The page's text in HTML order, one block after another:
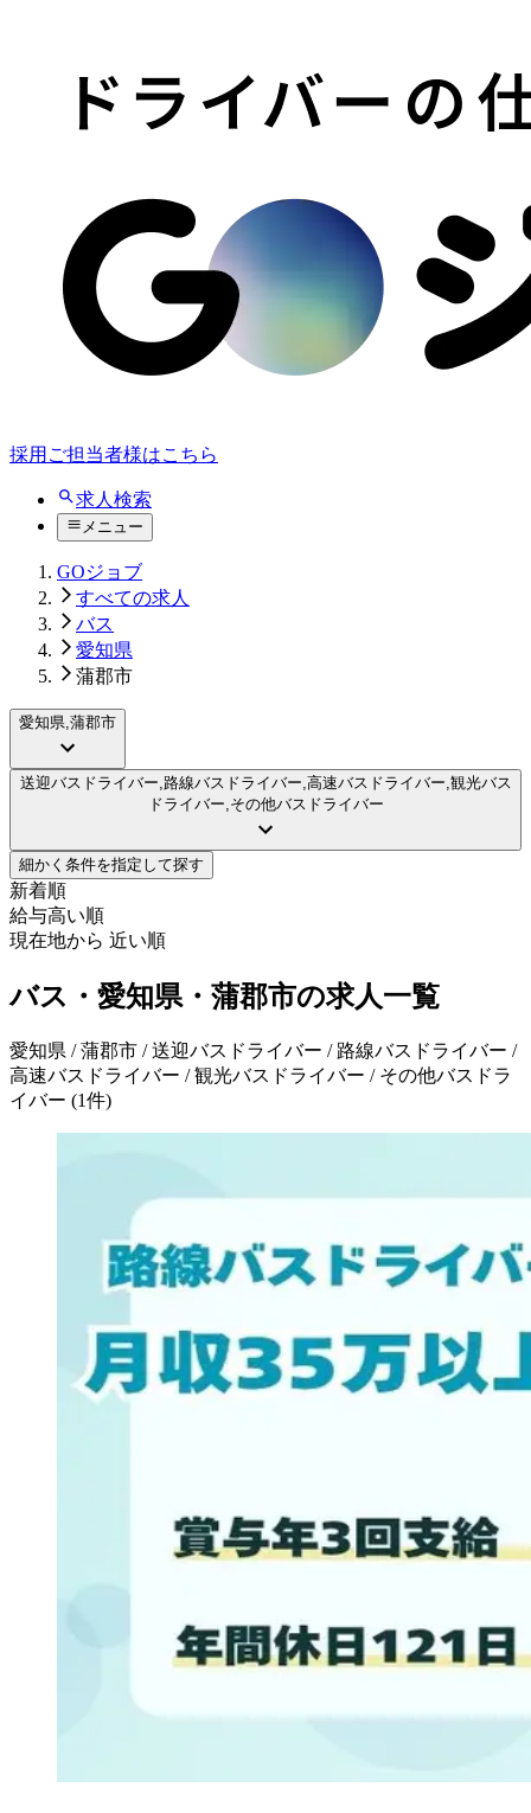
採用ご担当者様はこちら
求人検索
メニュー
GOジョブ
すべての求人
バス
愛知県
蒲郡市
愛知県,蒲郡市
送迎バスドライバー,路線バスドライバー,高速バスドライバー,観光バス
ドライバー,その他バスドライバー
細かく条件を指定して探す
新着順
給与高い順
現在地から 近い順
バス・愛知県・蒲郡市の求人一覧
愛知県 / 蒲郡市 / 送迎バスドライバー / 路線バスドライバー /
高速バスドライバー / 観光バスドライバー / その他バスドラ
イバー (1件)